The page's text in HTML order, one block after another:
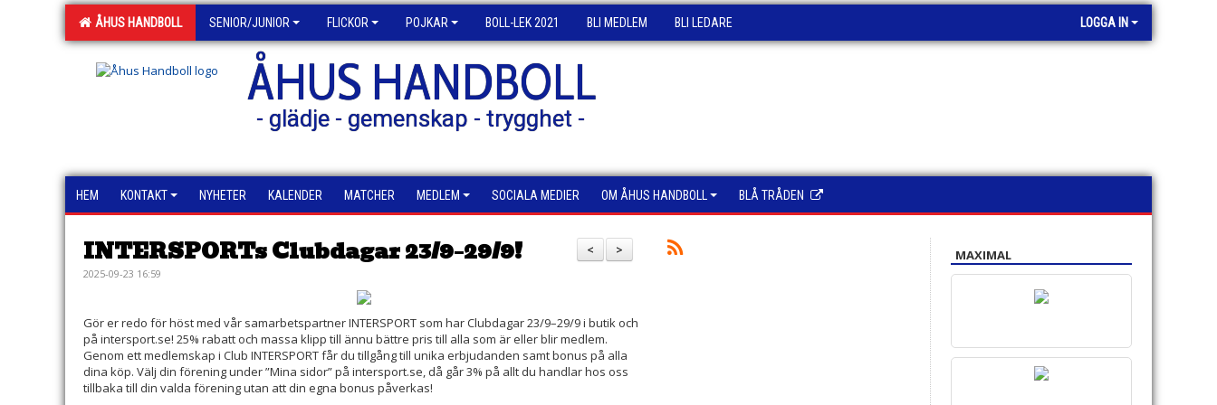
ÅHUS HANDBOLL SENIOR/JUNIOR FLICKOR POJKAR BOLL-LEK 2021 BLI MEDLEM BLI LEDARE LOGGA IN
ÅHUS HANDBOLL
- glädje - gemenskap - trygghet -
HEM KONTAKT NYHETER KALENDER MATCHER MEDLEM SOCIALA MEDIER OM ÅHUS HANDBOLL BLÅ TRÅDEN
>
<
INTERSPORTs Clubdagar 23/9–29/9!
2025-09-23 16:59
Gör er redo för höst med vår samarbetspartner INTERSPORT som har Clubdagar 23/9–29/9 i butik och
på intersport.se! 25% rabatt och massa klipp till ännu bättre pris till alla som är eller blir medlem.
Genom ett medlemskap i Club INTERSPORT får du tillgång till unika erbjudanden samt bonus på alla
dina köp. Välj din förening under ”Mina sidor” på intersport.se, då går 3% på allt du handlar hos oss
tillbaka till din valda förening utan att din egna bonus påverkas!
MAXIMAL